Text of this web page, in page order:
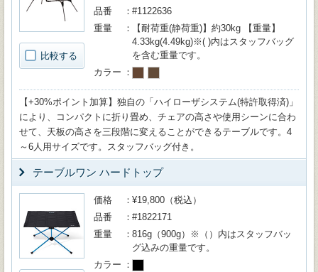
比較する
品番
#1122636
重量
【耐荷重(静荷重)】約30kg 【重量】
4.33kg(4.49kg)※( )内はスタッフバッグ
を含む重量です。
カラー
【+30%ポイント加算】独自の「ハイローザシステム(特許取得済)」
により、コンパクトに折り畳め、チェアの高さや使用シーンに合わ
せて、天板の高さを三段階に変えることができるテーブルです。4
～6人用サイズです。スタッフバッグ付き。
テーブルワン ハードトップ
価格
¥19,800（税込）
品番
#1822171
重量
816g（900g）※（）内はスタッフバッ
グ込みの重量です。
カラー